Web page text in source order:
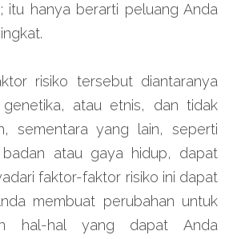
itu hanya berarti peluang Anda
risiko tersebut diantaranya
genetika, atau etnis, dan tidak
sementara yang lain, seperti
atau gaya hidup, dapat
faktor-faktor risiko ini dapat
membuat perubahan untuk
hal-hal yang dapat Anda